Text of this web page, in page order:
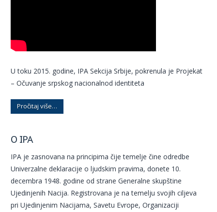
U toku 2015. godine, IPA Sekcija Srbije, pokrenula je Projekat
– Očuvanje srpskog nacionalnod identiteta
Pročitaj više…
O IPA
IPA je zasnovana na principima čije temelje čine odredbe
Univerzalne deklaracije o ljudskim pravima, donete 10.
decembra 1948. godine od strane Generalne skupštine
Ujedinjenih Nacija. Registrovana je na temelju svojih ciljeva
pri Ujedinjenim Nacijama, Savetu Evrope, Organizaciji